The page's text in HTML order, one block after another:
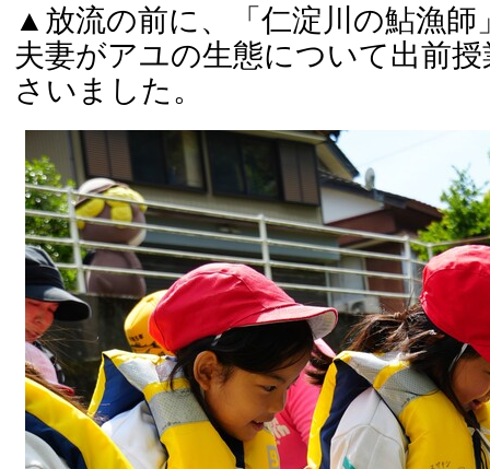
▲放流の前に、「仁淀川の鮎漁師
夫妻がアユの生態について出前
さいました。